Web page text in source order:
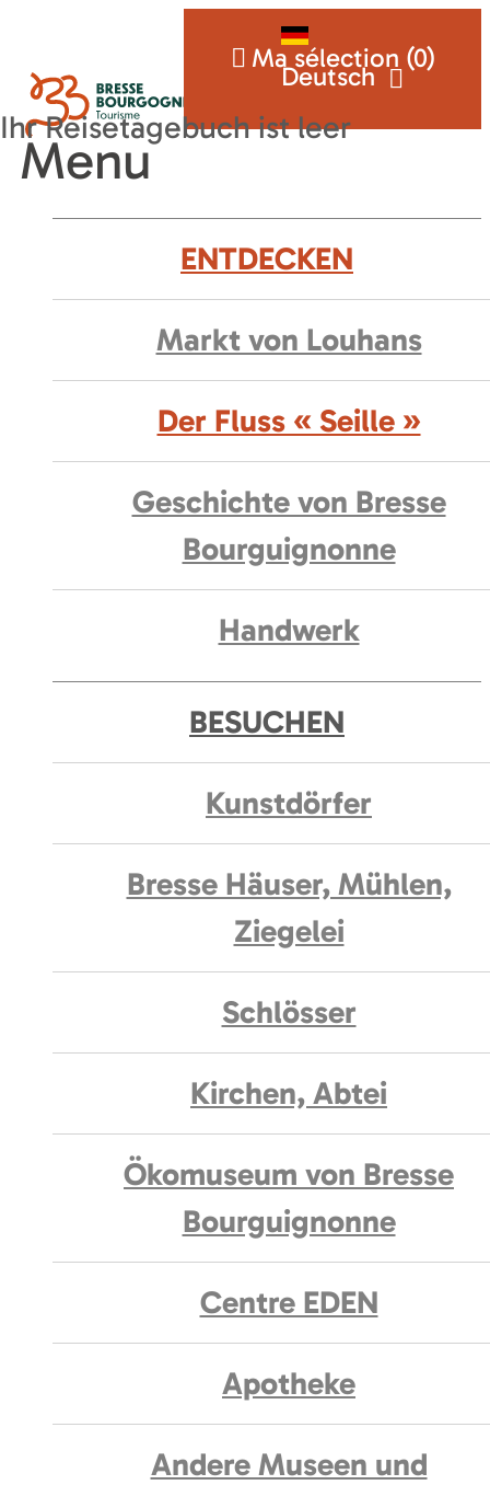
Deutsch
Ma sélection (0)
Menu
ENTDECKEN
Markt von Louhans
Der Fluss « Seille »
Geschichte von Bresse
Bourguignonne
Handwerk
BESUCHEN
Kunstdörfer
Bresse Häuser, Mühlen,
Ziegelei
Schlösser
Kirchen, Abtei
Ökomuseum von Bresse
Bourguignonne
Centre EDEN
Apotheke
Andere Museen und